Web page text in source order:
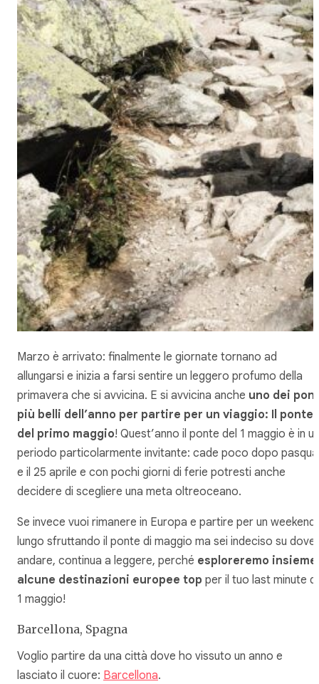
Marzo è arrivato: finalmente le giornate tornano ad
allungarsi e inizia a farsi sentire un leggero profumo della
primavera che si avvicina. E si avvicina anche uno dei
più belli dell’anno per partire per un viaggio: Il ponte
del primo maggio! Quest’anno il ponte del 1 maggio è in un
periodo particolarmente invitante: cade poco dopo pasqua
e il 25 aprile e con pochi giorni di ferie potresti anche
decidere di scegliere una meta oltreoceano.
Se invece vuoi rimanere in Europa e partire per un weekend
lungo sfruttando il ponte di maggio ma sei indeciso su dove
andare, continua a leggere, perché esploreremo insieme
alcune destinazioni europee top per il tuo last minute
1 maggio!
Barcellona, Spagna
Voglio partire da una città dove ho vissuto un anno e
lasciato il cuore: Barcellona.